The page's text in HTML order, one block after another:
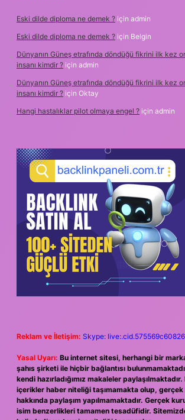
Eski dilde diploma ne demek ? için admin
Eski dilde diploma ne demek ? için Belgin
Dünyanın Güneş etrafında döndüğü fikrini ilk kez
insanı kimdir ? için admin
Dünyanın Güneş etrafında döndüğü fikrini ilk kez
insanı kimdir ? için Oktay
Hangi hastalıklar pilot olmaya engel ? için admin
Reklam ve İletişim: Skype:
Yasal Uyarı: Bu internet sitesi, herhangi bir
şahıs şirketi ile hiçbir bağlantısı
kendi hazırladığımız makaleler
içerikler haber niteliği taşımamakta olup,
hakkında paylaşım yapılmamaktadır. Gerçek
isim benzerlikleri tamamen tesadüfidir.